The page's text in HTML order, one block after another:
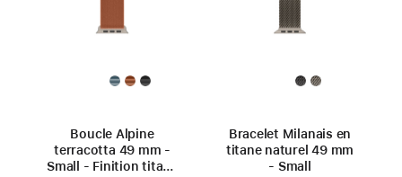
Boucle Alpine
terracotta 49 mm -
Small - Finition titane
Bracelet Milanais en
titane naturel 49 mm
- Small